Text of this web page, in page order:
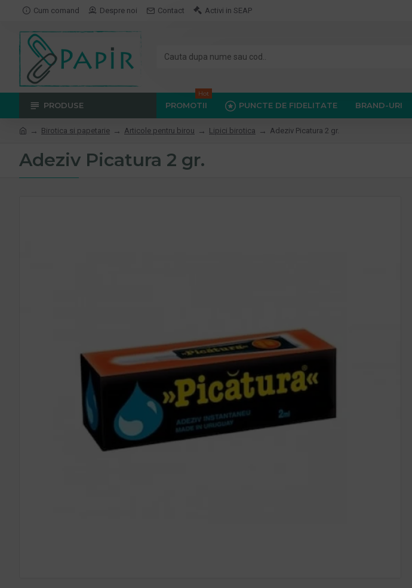
Cum comand Despre noi Contact Activi in SEAP
PRODUSE PROMOTII
Hot
PUNCTE DE FIDELITATE BRAND-URI
Birotica si papetarie Articole pentru birou Lipici birotica Adeziv Picatura 2 gr.
Adeziv Picatura 2 gr.